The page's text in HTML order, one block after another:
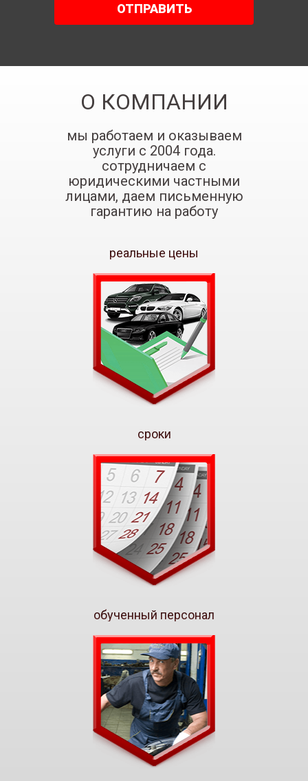
ОТПРАВИТЬ
О КОМПАНИИ
мы работаем и оказываем
услуги с 2004 года.
сотрудничаем с
юридическими частными
лицами, даем письменную
гарантию на работу
реальные цены
сроки
обученный персонал